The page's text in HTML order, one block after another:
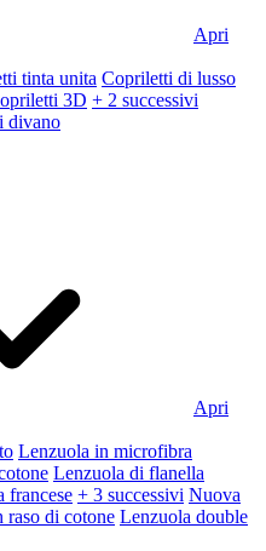
Apri
tinta unita Copriletti di lusso
3D + 2 successivi
divano
Apri
Lenzuola in microfibra
Lenzuola di flanella
francese + 3 successivi Nuova
raso di cotone Lenzuola double